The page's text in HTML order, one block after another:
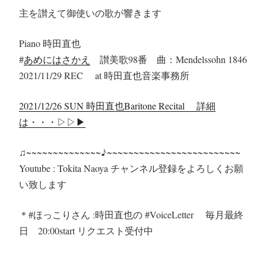
主を讃えて御使いの歌が響きます
Piano 時田直也
#あめにはさかえ
讃美歌98番 曲：Mendelssohn 1846
2021/11/29 REC at 時田直也音楽事務所
2021/12/26 SUN 時田直也Baritone Recital 詳細
は・・・▷▷▶︎
♫~~~~~~~~~~~~~~♪~~~~~~~~~~~~~~~~~~~~~~~~~
Youtube : Tokita Naoya チャンネル登録をよろしくお願
い致します
＊#ほっこりさん :時田直也の #VoiceLetter 毎月最終
日 20:00start リクエスト受付中